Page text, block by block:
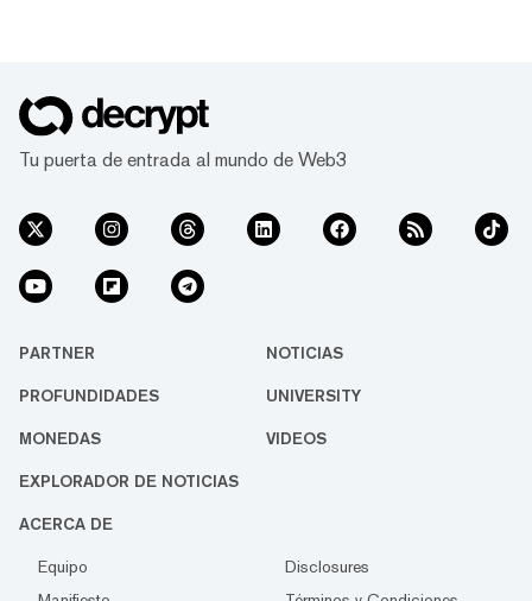
Tu puerta de entrada al mundo de Web3
PARTNER NOTICIAS
PROFUNDIDADES UNIVERSITY
MONEDAS VIDEOS
EXPLORADOR DE NOTICIAS
ACERCA DE
Equipo
Disclosures